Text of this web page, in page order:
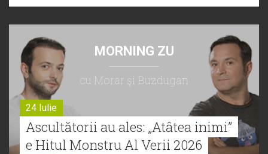
MORNING ZU
cu Morar şi Buzdugan
24 Iulie
Ascultătorii au ales: „Atâtea inimi”
e Hitul Monstru Al Verii 2026